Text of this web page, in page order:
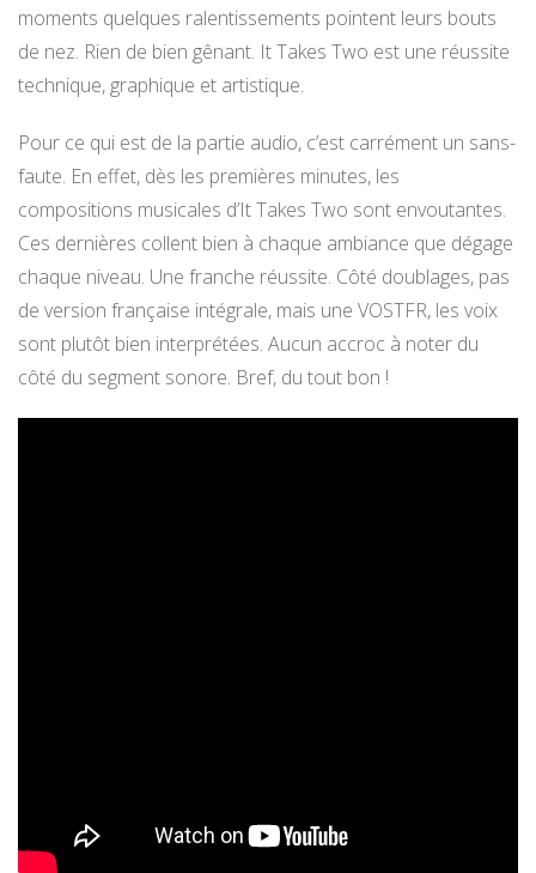
moments quelques ralentissements pointent leurs bouts
de nez. Rien de bien gênant. It Takes Two est une réussite
technique, graphique et artistique.
Pour ce qui est de la partie audio, c’est carrément un sans-
faute. En effet, dès les premières minutes, les
compositions musicales d’It Takes Two sont envoutantes.
Ces dernières collent bien à chaque ambiance que dégage
chaque niveau. Une franche réussite. Côté doublages, pas
de version française intégrale, mais une VOSTFR, les voix
sont plutôt bien interprétées. Aucun accroc à noter du
côté du segment sonore. Bref, du tout bon !